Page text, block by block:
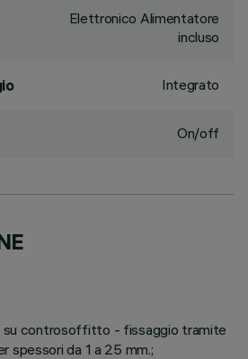
Elettronico Alimentatore
incluso
Integrato
On/off
su controsoffitto - fissaggio tramite
spessori da 1 a 25 mm.;